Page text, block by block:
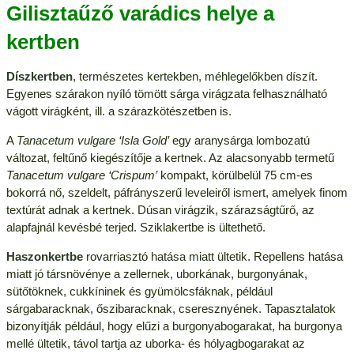
Gilisztaűző varádics helye a
kertben
Díszkertben, természetes kertekben, méhlegelőkben díszít.
Egyenes szárakon nyíló tömött sárga virágzata felhasználható
vágott virágként, ill. a szárazkötészetben is.
A Tanacetum vulgare ‘Isla Gold’egy aranysárga lombozatú
változat, feltűnő kiegészítője a kertnek. Az alacsonyabb termetű
Tanacetum vulgare ‘Crispum’kompakt, körülbelül 75 cm-es
bokorrá nő, szeldelt, páfrányszerű leveleiről ismert, amelyek finom
textúrát adnak a kertnek. Dúsan virágzik, szárazságtűrő, az
alapfajnál kevésbé terjed. Sziklakertbe is ültethető.
Haszonkertberovarriasztó hatása miatt ültetik. Repellens hatása
miatt jó társnövénye a zellernek, uborkának, burgonyának,
sütőtöknek, cukkíninek és gyümölcsfáknak, például
sárgabaracknak, őszibaracknak, cseresznyének. Tapasztalatok
bizonyítják például, hogy elűzi a burgonyabogarakat, ha burgonya
mellé ültetik, távol tartja az uborka- és hólyagbogarakat az